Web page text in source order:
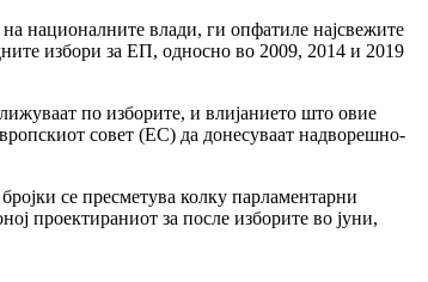
националните влади, ги опфатиле најсвежите
избори за ЕП, односно во 2009, 2014 и 2019
по изборите, и влијанието што овие
совет (ЕС) да донесуваат надворешно-
се пресметува колку парламентарни
проектираниот за после изборите во јуни,